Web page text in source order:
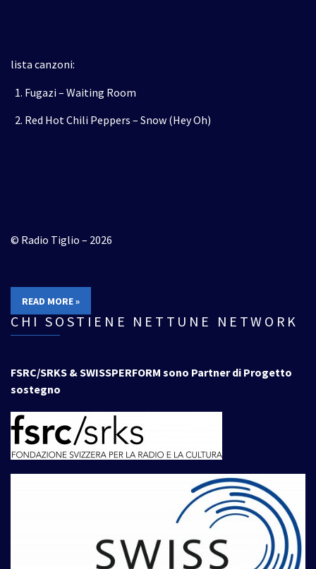
lista canzoni:
Fugazi – Waiting Room
Red Hot Chili Peppers – Snow (Hey Oh)
© Radio Tiglio – 2026
READ MORE »
CHI SOSTIENE NETTUNE NETWORK
FSRC/SRKS & SWISSPERFORM sono Partner di Progetto
sostegno